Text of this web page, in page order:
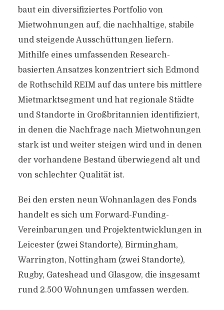
baut ein diversifiziertes Portfolio von
Mietwohnungen auf, die nachhaltige, stabile
und steigende Ausschüttungen liefern.
Mithilfe eines umfassenden Research-
basierten Ansatzes konzentriert sich Edmond
de Rothschild REIM auf das untere bis mittlere
Mietmarktsegment und hat regionale Städte
und Standorte in Großbritannien identifiziert,
in denen die Nachfrage nach Mietwohnungen
stark ist und weiter steigen wird und in denen
der vorhandene Bestand überwiegend alt und
von schlechter Qualität ist.
Bei den ersten neun Wohnanlagen des Fonds
handelt es sich um Forward-Funding-
Vereinbarungen und Projektentwicklungen in
Leicester (zwei Standorte), Birmingham,
Warrington, Nottingham (zwei Standorte),
Rugby, Gateshead und Glasgow, die insgesamt
rund 2.500 Wohnungen umfassen werden.